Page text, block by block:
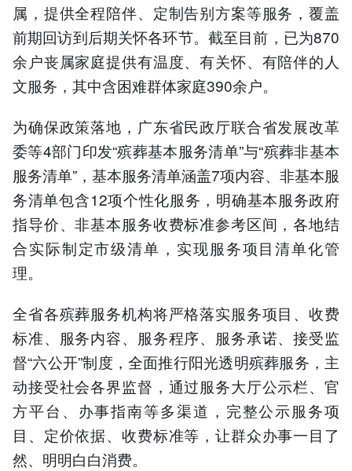
属，提供全程陪伴、定制告别方案等服务，覆盖
前期回访到后期关怀各环节。截至目前，已为870
余户丧属家庭提供有温度、有关怀、有陪伴的人
文服务，其中含困难群体家庭390余户。
为确保政策落地，广东省民政厅联合省发展改革
委等4部门印发“殡葬基本服务清单”与“殡葬非基本
服务清单”，基本服务清单涵盖7项内容、非基本服
务清单包含12项个性化服务，明确基本服务政府
指导价、非基本服务收费标准参考区间，各地结
合实际制定市级清单，实现服务项目清单化管
理。
全省各殡葬服务机构将严格落实服务项目、收费
标准、服务内容、服务程序、服务承诺、接受监
督“六公开”制度，全面推行阳光透明殡葬服务，主
动接受社会各界监督，通过服务大厅公示栏、官
方平台、办事指南等多渠道，完整公示服务项
目、定价依据、收费标准等，让群众办事一目了
然、明明白白消费。